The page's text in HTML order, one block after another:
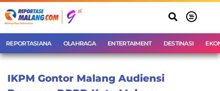
REPORTASIANA OLAHRAGA ENTERTAIMENT DESTINASI
IKPM Gontor Malang Audiensi